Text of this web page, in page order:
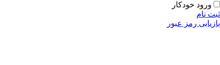
ورود خودکار
نام
رمز عبور